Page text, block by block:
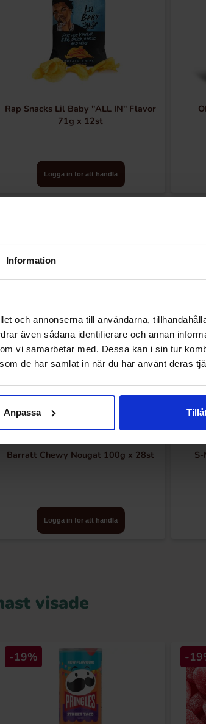
Information
och annonserna till användarna,
även sådana identifierare och annan
vi samarbetar med. Dessa kan i sin tur
de har samlat in när du har använt deras
Anpassa
Rap Snacks Lil Baby "ALL IN" Flavor
71g x 12st
Logga in för att handla
gillade
Barratt Chewy Nougat 100g x 28st
Logga in för att handla
visade
-19% -